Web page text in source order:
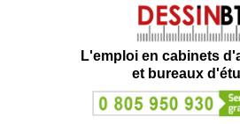
L'emploi en cabinets
et bureaux